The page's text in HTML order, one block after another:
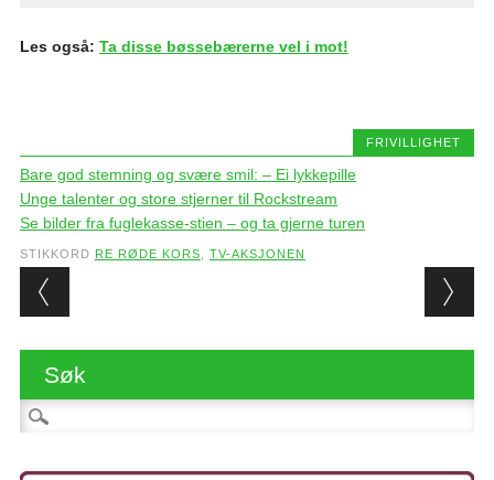
Les også: Ta disse bøssebærerne vel i mot!
FRIVILLIGHET
Bare god stemning og svære smil: – Ei lykkepille
Unge talenter og store stjerner til Rockstream
Se bilder fra fuglekasse-stien – og ta gjerne turen
STIKKORD RE RØDE KORS TV-AKSJONEN
Post navigation
Søk
Søk etter: